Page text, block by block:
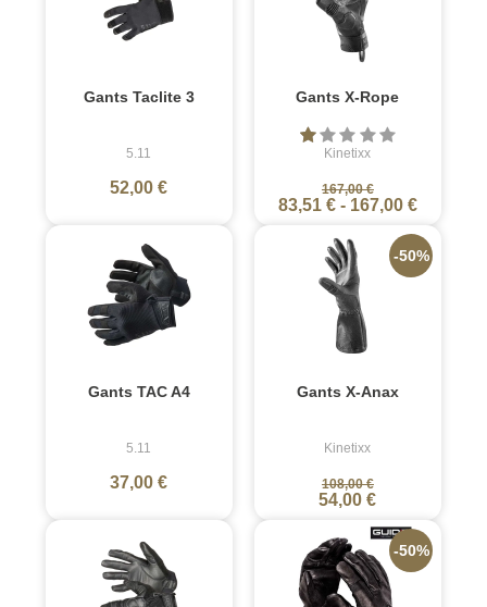
Gants Taclite 3
5.11
52,00 €
Gants X-Rope
Kinetixx
167,00 €
83,51 €- 167,00 €
Gants TAC A4
5.11
37,00 €
Gants X-Anax
Kinetixx
108,00 €
54,00 €
-50%
-50%